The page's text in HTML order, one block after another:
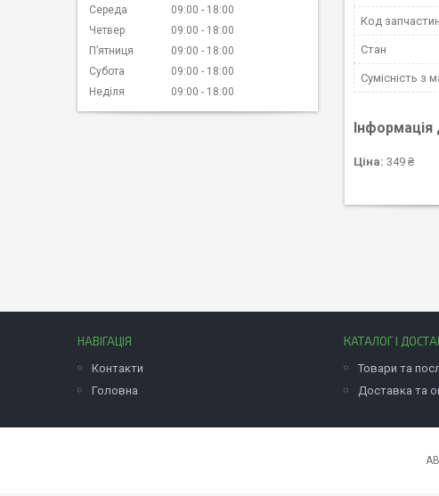
Код
Стан
Сумісність з
Ціна: 349 ₴
Середа
09:00
18:00
Четвер
09:00
18:00
Пʼятниця
09:00
18:00
Субота
09:00
18:00
Неділя
09:00 18:00
НАВІГАЦІЯ
Контакти
Головна
КАТАЛОГ І
Товари та
Доставка та